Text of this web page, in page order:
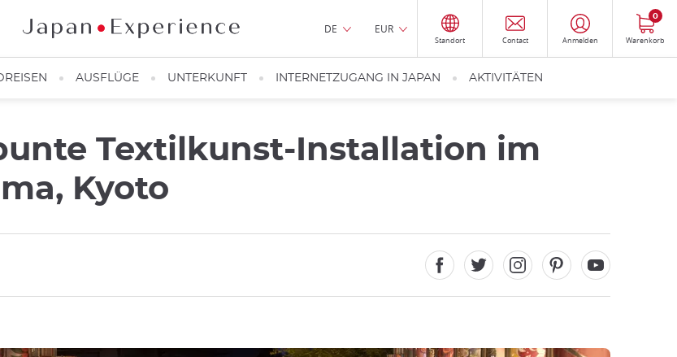
DE EUR
Standort Contact Anmelden Warenkorb
0
AUSFLÜGE UNTERKUNFT INTERNETZUGANG IN JAPAN AKTIVITÄTEN
Textilkunst-Installation im
Kyoto